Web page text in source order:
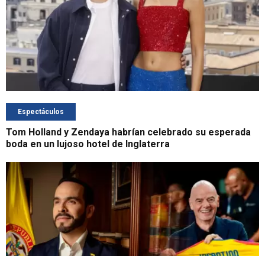
Espectáculos
Tom Holland y Zendaya habrían celebrado su esperada
boda en un lujoso hotel de Inglaterra